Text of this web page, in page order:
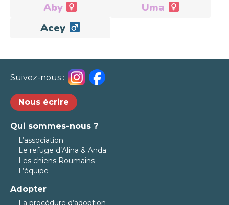
AdoptéeAby AdoptéeUma
AdoptéAcey
Suivez-nous :
Nous écrire
Qui sommes-nous ?
L’association
Le refuge d’Alina & Anda
Les chiens Roumains
L’équipe
Adopter
La procédure d’adoption